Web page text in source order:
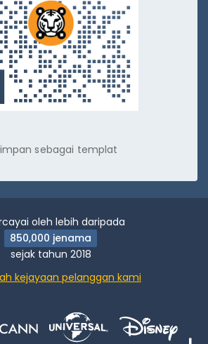
sebagai templat
oleh lebih daripada
850,000 jenama
sejak tahun 2018
kejayaan pelanggan kami